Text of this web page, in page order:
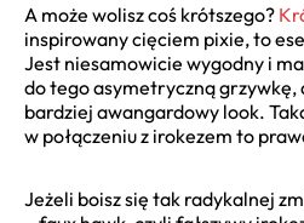
A może wolisz coś krótszego?
inspirowany cięciem pixie, to
Jest niesamowicie wygodny i
do tego asymetryczną grzywkę,
bardziej awangardowy look.
w połączeniu z irokezem to
Jeżeli boisz się tak radykalnej